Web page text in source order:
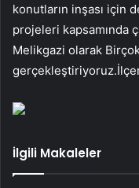
konutların inşası için
projeleri kapsamında
Melikgazi olarak
İlgili Makaleler